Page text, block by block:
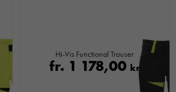
Hi-Vis Functional Trouser
fr. 1 178,00 kr